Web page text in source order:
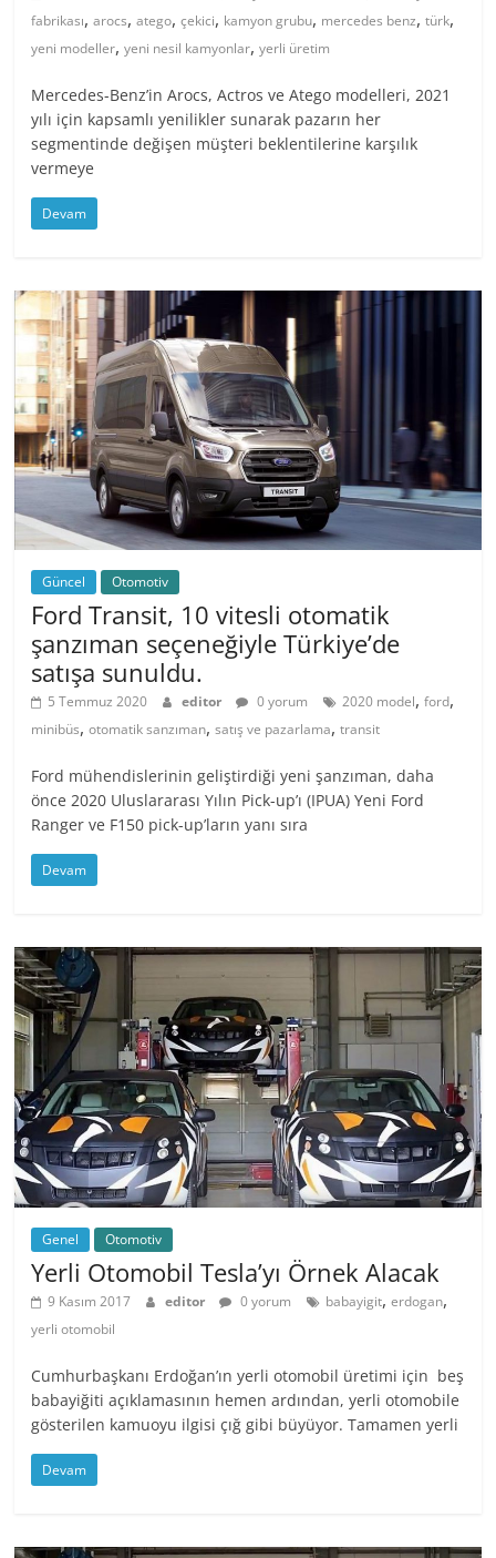
fabrikası,arocs,atego,çekici, kamyon grubu, mercedes benz,türk,
yeni modeller,yeni nesil kamyonlar,yerli üretim
Mercedes-Benz’in Arocs, Actros ve Atego modelleri, 2021
yılı için kapsamlı yenilikler sunarak pazarın her
segmentinde değişen müşteri beklentilerine karşılık
vermeye
Devam
Güncel Otomotiv
Ford Transit, 10 vitesli otomatik
şanzıman seçeneğiyle Türkiye’de
satışa sunuldu.
5 Temmuz 2020 editor 0 yorum 2020 model,ford,
minibüs,otomatik sanzıman,satış ve pazarlama,transit
Ford mühendislerinin geliştirdiği yeni şanzıman, daha
önce 2020 Uluslararası Yılın Pick-up’ı (IPUA) Yeni Ford
Ranger ve F150 pick-up’ların yanı sıra
Devam
Genel Otomotiv
Yerli Otomobil Tesla’yı Örnek Alacak
9 Kasım 2017 editor 0 yorum babayigit,erdogan,
yerli otomobil
Cumhurbaşkanı Erdoğan’ın yerli otomobil üretimi için beş
babayiğiti açıklamasının hemen ardından, yerli otomobile
gösterilen kamuoyu ilgisi çığ gibi büyüyor. Tamamen yerli
Devam